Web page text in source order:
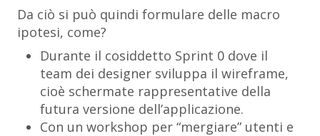
Da ciò si può quindi formulare delle macro
ipotesi, come?
Durante il cosiddetto Sprint 0 dove il
team dei designer sviluppa il wireframe,
cioè schermate rappresentative della
futura versione dell’applicazione.
Con un workshop per “mergiare” utenti e